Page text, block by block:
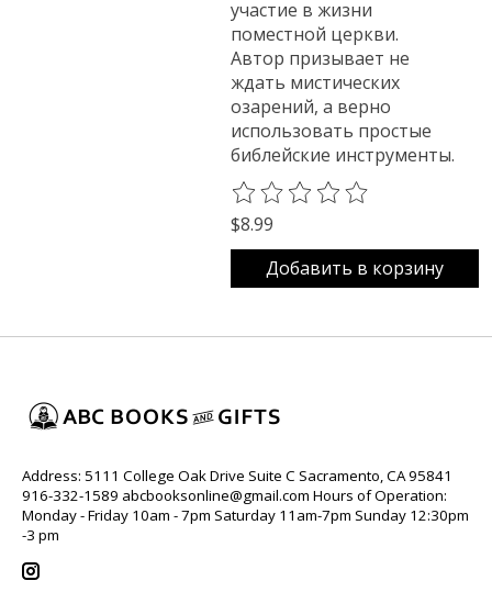
участие в жизни
поместной церкви.
Автор призывает не
ждать мистических
озарений, а верно
использовать простые
библейские инструменты.
The rating of this product is
$8.99
Добавить в корзину
Address: 5111 College Oak Drive Suite C Sacramento, CA 95841
916-332-1589 abcbooksonline@gmail.com Hours of Operation:
Monday - Friday 10am - 7pm Saturday 11am-7pm Sunday 12:30pm
-3 pm